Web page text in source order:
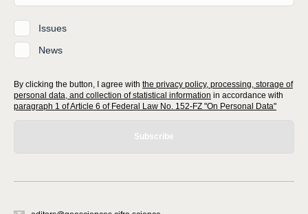
Issues
News
By clicking the button, I agree with the privacy policy, processing, storage of
personal data, and collection of statistical information in accordance with
paragraph 1 of Article 6 of Federal Law No. 152-FZ "On Personal Data"
Subscribe